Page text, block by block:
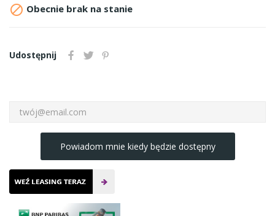
 Obecnie brak na stanie
Udostępnij
Powiadom mnie kiedy będzie dostępny